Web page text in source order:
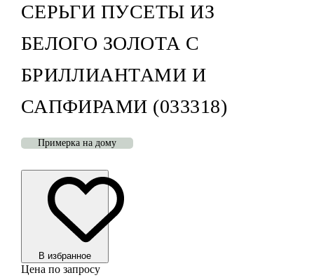
СЕРЬГИ ПУСЕТЫ ИЗ
БЕЛОГО ЗОЛОТА С
БРИЛЛИАНТАМИ И
САПФИРАМИ (033318)
Примерка на дому
В избранноe
Цена по запросу